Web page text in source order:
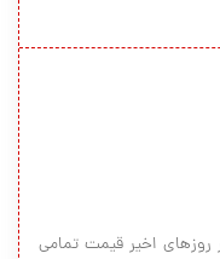
روزهاي اخير قيمت تمامي